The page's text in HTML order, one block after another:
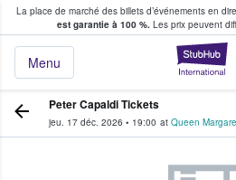
La place de marché des billets d’événements en
est garantie à 100 %. Les prix peuvent
Menu
fans achètent et
Peter Capaldi Tickets
jeu. 17 déc. 2026 • 19:00 at Queen